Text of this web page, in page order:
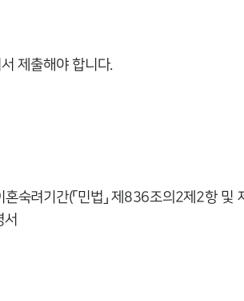
제출해야 합니다.
숙려기간(「민법」 제836조의2제2항
서